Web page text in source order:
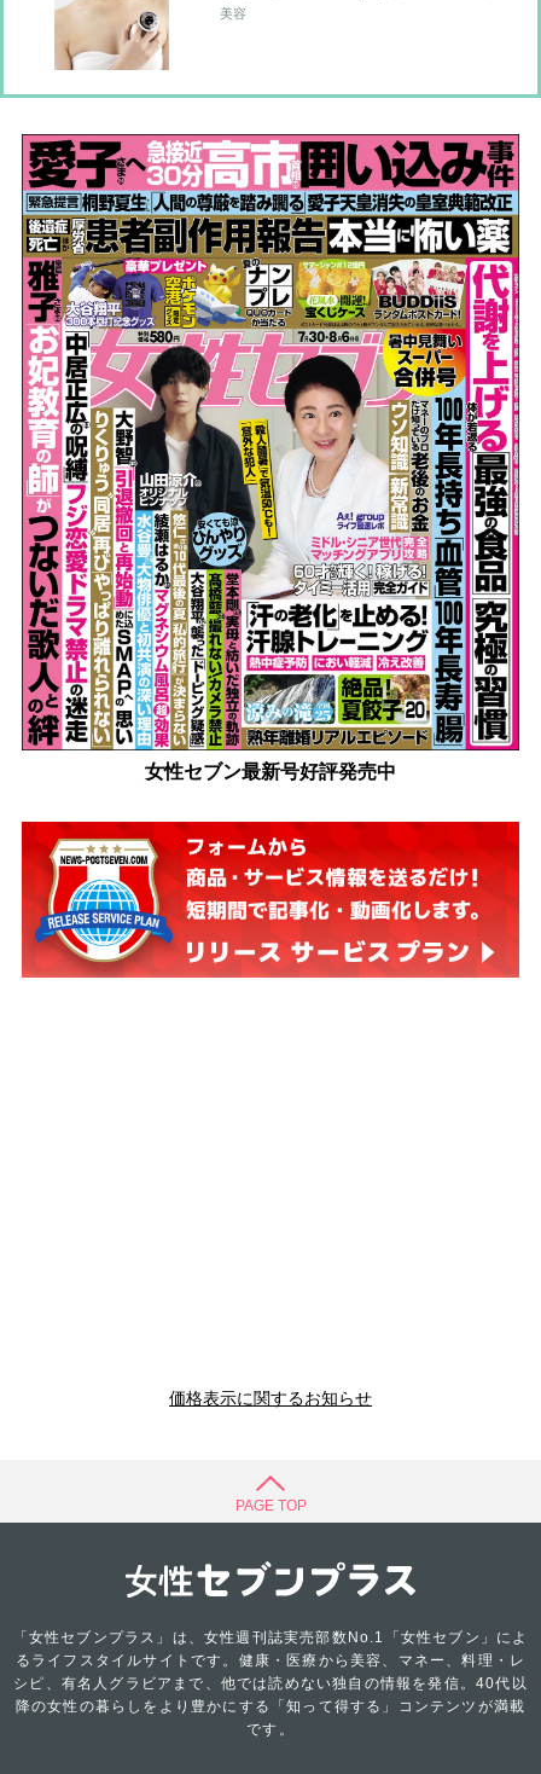
EX』の実力
美容
女性セブン最新号好評発売中
価格表示に関するお知らせ
PAGE TOP
「女性セブンプラス」は、女性週刊誌実売部数No.1「女性セブン」によ
るライフスタイルサイトです。健康・医療から美容、マネー、料理・レ
シピ、有名人グラビアまで、他では読めない独自の情報を発信。40代以
降の女性の暮らしをより豊かにする「知って得する」コンテンツが満載
です。